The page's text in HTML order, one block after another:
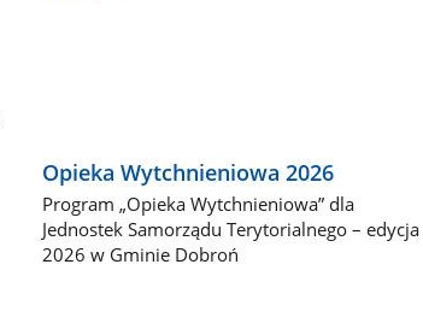
Opieka Wytchnieniowa 2026
Program „Opieka Wytchnieniowa” dla
Jednostek Samorządu Terytorialnego – edycja
2026 w Gminie Dobroń